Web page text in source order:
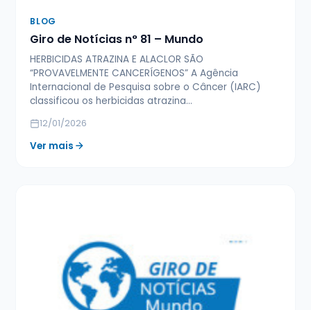
BLOG
Giro de Notícias n° 81 – Mundo
HERBICIDAS ATRAZINA E ALACLOR SÃO
“PROVAVELMENTE CANCERÍGENOS” A Agência
Internacional de Pesquisa sobre o Câncer (IARC)
classificou os herbicidas atrazina…
12/01/2026
Ver mais